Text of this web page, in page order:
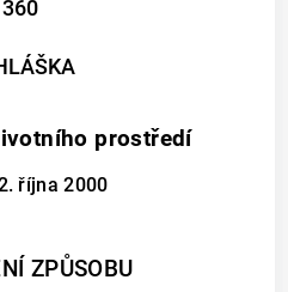
360
prostředí
října 2000
ZPŮSOBU